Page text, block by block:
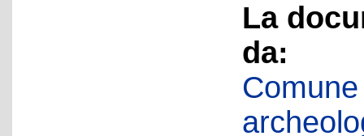
La
da: